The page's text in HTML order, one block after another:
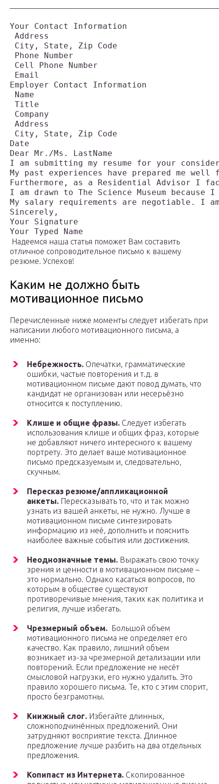
Your Contact Information
Address
City, State, Zip Code
Phone Number
Cell Phone Number
Email
Employer Contact Information
Name
Title
Company
Address
City, State, Zip Code
Date
Dear Mr./Ms. LastName
I am submitting my resume for your
My past experiences have prepared me
Furthermore, as a Residential Advisor I
I am drawn to The Science Museum
My salary requirements are negotiable. I
Sincerely,
Your Signature
Your Typed Name
Надеемся наша статья поможет Вам составить
отличное сопроводительное письмо к вашему
резюме. Успехов!
Каким не должно быть
мотивационное письмо
Перечисленные ниже моменты следует избегать при
написании любого мотивационного письма, а
именно:
Небрежность. Опечатки, грамматические
ошибки, частые повторения и т.д. в
мотивационном письме дают повод думать, что
кандидат не организован или несерьёзно
относится к поступлению.
Клише и общие фразы. Следует избегать
использования клише и общих фраз, которые
не добавляют ничего интересного к вашему
портрету. Это делает ваше мотивационное
письмо предсказуемым и, следовательно,
скучным.
Пересказ резюме/аппликационной
анкеты. Пересказывать то, что и так можно
узнать из вашей анкеты, не нужно. Лучше в
мотивационном письме синтезировать
информацию из неё, дополнить и пояснить
наиболее важные события или достижения.
Неоднозначные темы. Выражать свою точку
зрения и ценности в мотивационном письме –
это нормально. Однако касаться вопросов, по
которым в обществе существуют
противоречивые мнения, таких как политика и
религия, лучше избегать.
Чрезмерный объем. Большой объем
мотивационного письма не определяет его
качество. Как правило, лишний объем
возникает из-за чрезмерной детализации или
повторений. Если предложение не несёт
смысловой нагрузки, его нужно удалить. Это
правило хорошего письма. Те, кто с этим спорит,
просто безграмотны.
Книжный слог. Избегайте длинных,
сложноподчинённых предложений. Они
затрудняют восприятие текста. Длинное
предложение лучше разбить на два отдельных
предложения.
Копипаст из Интернета. Скопированное